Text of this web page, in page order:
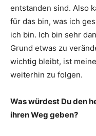
entstanden sind. Also
für das bin, was ich
ich bin. Ich bin sehr
Grund etwas zu
wichtig bleibt, ist
weiterhin zu folgen.
Was würdest Du den
ihren Weg geben?